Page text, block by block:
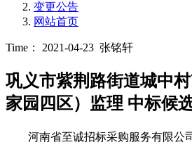
变更公告
网站首页
Time： 2021-04-23 张铭轩
巩义市紫荆路街道城中
家园四区）监理 中标候
河南省至诚招标采购服务有限公